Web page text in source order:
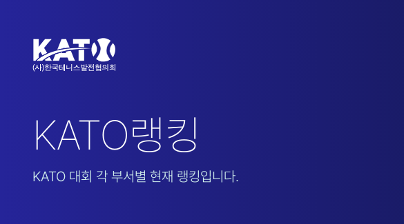
KATO랭킹
KATO 대회 각 부서별 현재 랭킹입니다.